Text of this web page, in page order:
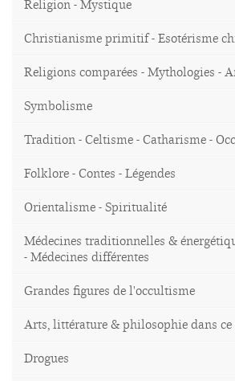
Religion - Mystique
Christianisme primitif - Esotérisme
Religions comparées - Mythologies -
Symbolisme
Tradition - Celtisme - Catharisme -
Folklore - Contes - Légendes
Orientalisme - Spiritualité
Médecines traditionnelles &
- Médecines différentes
Grandes figures de l'occultisme
Arts, littérature & philosophie dans ce
Drogues